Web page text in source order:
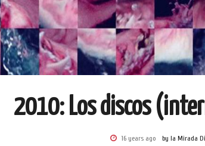
2010: Los discos
16 years ago by la Mirada